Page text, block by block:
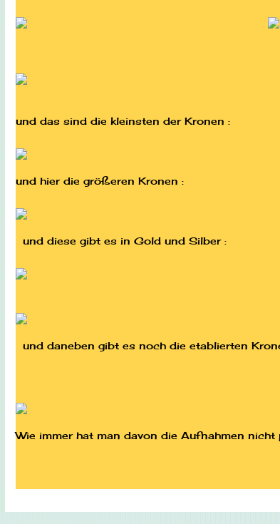
und das sind die kleinsten der Kronen :
und hier die größeren Kronen :
und diese gibt es in Gold und Silber :
und daneben gibt es noch die etablierten
Wie immer hat man davon die Aufnahmen nicht